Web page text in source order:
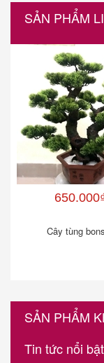
SẢN PHẨM
Cây tùng
SẢN PHẨM
Tin tức nổi bật